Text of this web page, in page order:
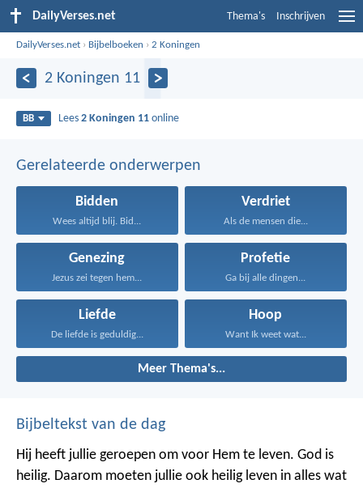
DailyVerses.net Thema's Inschrijven
DailyVerses.net › Bijbelboeken ›2 Koningen
2 Koningen 11
BB Lees2 Koningen 11 online
Gerelateerde onderwerpen
Bidden
Wees altijd blij. Bid...
Verdriet
Als de mensen die...
Genezing
Jezus zei tegen hem...
Profetie
Ga bij alle dingen...
Liefde
De liefde is geduldig...
Hoop
Want Ik weet wat...
Meer Thema's...
Bijbeltekst van de dag
Hij heeft jullie geroepen om voor Hem te leven. God is
heilig. Daarom moeten jullie ook heilig leven in alles wat